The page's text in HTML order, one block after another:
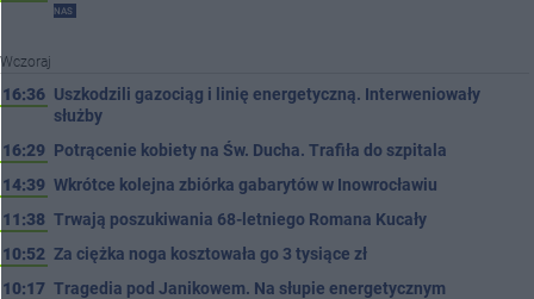
NAS
Wczoraj
16:36 Uszkodzili gazociąg i linię energetyczną. Interweniowały
służby
16:29 Potrącenie kobiety na Św. Ducha. Trafiła do szpitala
14:39 Wkrótce kolejna zbiórka gabarytów w Inowrocławiu
11:38 Trwają poszukiwania 68-letniego Romana Kucały
10:52 Za ciężka noga kosztowała go 3 tysiące zł
10:17 Tragedia pod Janikowem. Na słupie energetycznym